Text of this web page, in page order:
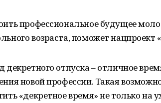
профессиональное будущее
возраста, поможет нацпроект
декретного отпуска – отличное
новой профессии. Такая
«декретное время» не только